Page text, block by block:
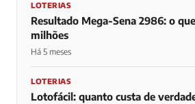
LOTERIAS
Resultado Mega-Sena 2986: o
milhões
Há 5 meses
LOTERIAS
Lotofácil: quanto custa de